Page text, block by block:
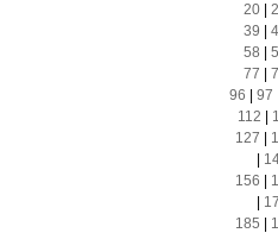
20|
39
58
77
96
97
112
127
156
185